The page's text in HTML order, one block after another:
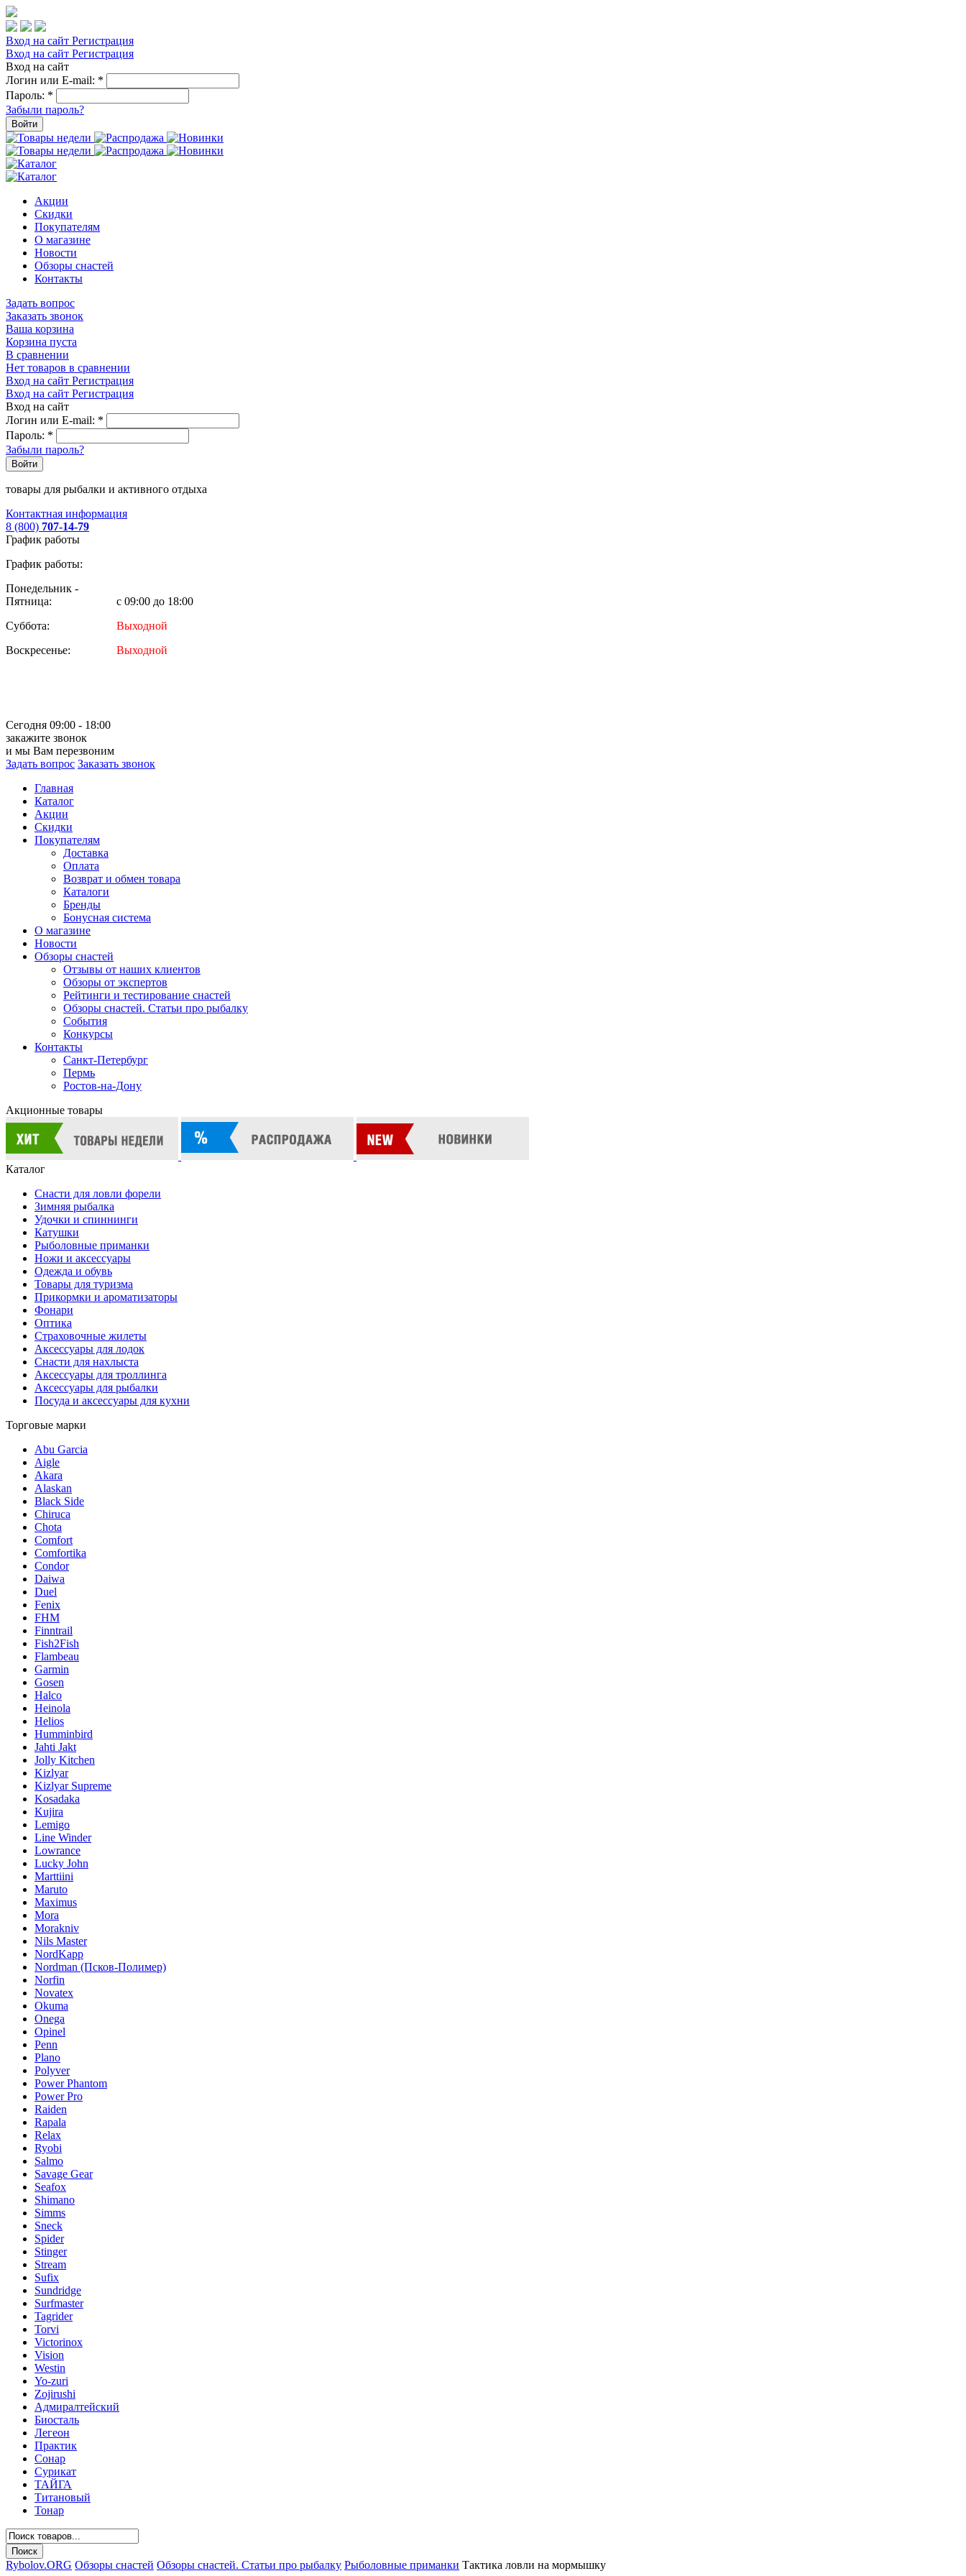
Вход на сайт Регистрация
Вход на сайт Регистрация
Вход на сайт
Логин или E-mail: *
Пароль: *
Забыли пароль?
Войти
Акции
Скидки
Покупателям
О магазине
Новости
Обзоры снастей
Контакты
Задать вопрос
Заказать звонок
Ваша корзина
Корзина пуста
В сравнении
Нет товаров в сравнении
Вход на сайт Регистрация
Вход на сайт Регистрация
Вход на сайт
Логин или E-mail: *
Пароль: *
Забыли пароль?
Войти
товары для рыбалки и активного отдыха
Контактная информация
8 (800) 707-14-79
График работы
График работы:
Понедельник -
Пятница:
с 09:00 до 18:00
Суббота:
Выходной
Воскресенье:
Выходной
Сегодня 09:00 - 18:00
закажите звонок
и мы Вам перезвоним
Задать вопрос Заказать звонок
Главная
Каталог
Акции
Скидки
Покупателям
Доставка
Оплата
Возврат и обмен товара
Каталоги
Бренды
Бонусная система
О магазине
Новости
Обзоры снастей
Отзывы от наших клиентов
Обзоры от экспертов
Рейтинги и тестирование снастей
Обзоры снастей. Статьи про рыбалку
События
Конкурсы
Контакты
Санкт-Петербург
Пермь
Ростов-на-Дону
Акционные товары
Каталог
Снасти для ловли форели
Зимняя рыбалка
Удочки и спиннинги
Катушки
Рыболовные приманки
Ножи и аксессуары
Одежда и обувь
Товары для туризма
Прикормки и ароматизаторы
Фонари
Оптика
Страховочные жилеты
Аксессуары для лодок
Снасти для нахлыста
Аксессуары для троллинга
Аксессуары для рыбалки
Посуда и аксессуары для кухни
Торговые марки
Abu Garcia
Aigle
Akara
Alaskan
Black Side
Chiruca
Chota
Comfort
Comfortika
Condor
Daiwa
Duel
Fenix
FHM
Finntrail
Fish2Fish
Flambeau
Garmin
Gosen
Halco
Heinola
Helios
Humminbird
Jahti Jakt
Jolly Kitchen
Kizlyar
Kizlyar Supreme
Kosadaka
Kujira
Lemigo
Line Winder
Lowrance
Lucky John
Marttiini
Maruto
Maximus
Mora
Morakniv
Nils Master
NordKapp
Nordman (Псков-Полимер)
Norfin
Novatex
Okuma
Onega
Opinel
Penn
Plano
Polyver
Power Phantom
Power Pro
Raiden
Rapala
Relax
Ryobi
Salmo
Savage Gear
Seafox
Shimano
Simms
Sneck
Spider
Stinger
Stream
Sufix
Sundridge
Surfmaster
Tagrider
Torvi
Victorinox
Vision
Westin
Yo-zuri
Zojirushi
Адмиралтейский
Биосталь
Легеон
Практик
Сонар
Сурикат
ТАЙГА
Титановый
Тонар
Rybolov.ORG Обзоры снастей Обзоры снастей. Статьи про рыбалку Рыболовные приманки Тактика ловли на мормышку